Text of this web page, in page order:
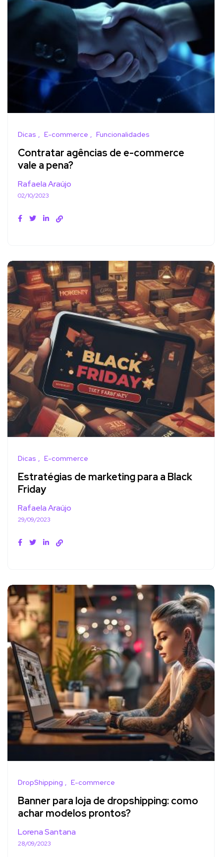
Dicas E-commerce Funcionalidades
Contratar agências de e-commerce
vale a pena?
Rafaela Araújo
02/10/2023
Dicas E-commerce
Estratégias de marketing para a Black
Friday
Rafaela Araújo
29/09/2023
DropShipping E-commerce
Banner para loja de dropshipping: como
achar modelos prontos?
Lorena Santana
28/09/2023